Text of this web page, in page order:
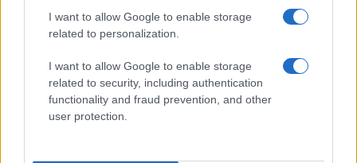
I want to allow Google to enable storage
related to personalization.
I want to allow Google to enable storage
related to security, including authentication
functionality and fraud prevention, and other
user protection.